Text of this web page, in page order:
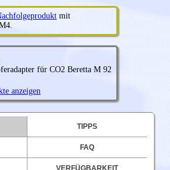
mit
für CO2 Beretta M 92
anzeigen
TIPPS
FAQ
VERFÜGBARKEIT